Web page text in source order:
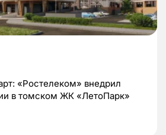
«Ростелеком» внедрил
в томском ЖК «ЛетоПарк»